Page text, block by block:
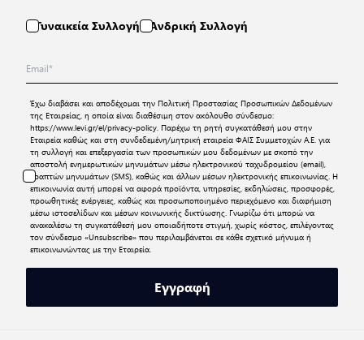
Γυναικεία Συλλογή Ανδρική Συλλογή
Έχω διαβάσει και αποδέχομαι την Πολιτική Προστασίας Προσωπικών Δεδομένων
της Εταιρείας, η οποία είναι διαθέσιμη στον ακόλουθο σύνδεσμο:
https://www.levi.gr/el/privacy-policy. Παρέχω τη ρητή συγκατάθεσή μου στην
Εταιρεία καθώς και στη συνδεδεμένη/μητρική εταιρεία ΦΑΙΣ Συμμετοχών Α.Ε. για
τη συλλογή και επεξεργασία των προσωπικών μου δεδομένων με σκοπό την
αποστολή ενημερωτικών μηνυμάτων μέσω ηλεκτρονικού ταχυδρομείου (email),
γραπτών μηνυμάτων (SMS), καθώς και άλλων μέσων ηλεκτρονικής επικοινωνίας. Η
επικοινωνία αυτή μπορεί να αφορά προϊόντα, υπηρεσίες, εκδηλώσεις, προσφορές,
προωθητικές ενέργειες, καθώς και προσωποποιημένο περιεχόμενο και διαφήμιση
μέσω ιστοσελίδων και μέσων κοινωνικής δικτύωσης. Γνωρίζω ότι μπορώ να
ανακαλέσω τη συγκατάθεσή μου οποιαδήποτε στιγμή, χωρίς κόστος, επιλέγοντας
τον σύνδεσμο «Unsubscribe» που περιλαμβάνεται σε κάθε σχετικό μήνυμα ή
επικοινωνώντας με την Εταιρεία.
Εγγραφή